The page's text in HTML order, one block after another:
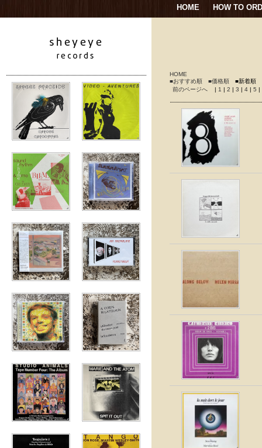
HOME HOW TO
HOME
■おすすめ順
■価格順
■新着順
前のページへ | 1 | 2 | 3 | 4 | 5 |